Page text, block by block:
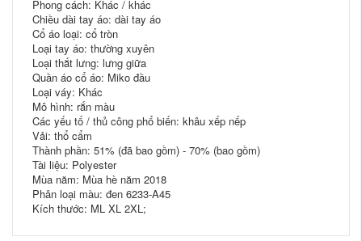
Phong cách: Khác / khác
Chiều dài tay áo: dài tay áo
Cổ áo loại: cổ tròn
Loại tay áo: thường xuyên
Loại thắt lưng: lưng giữa
Quần áo cổ áo: Miko đầu
Loại váy: Khác
Mô hình: rắn màu
Các yếu tố / thủ công phổ biến: khâu xếp nếp
Vải: thổ cẩm
Thành phần: 51% (đã bao gồm) - 70% (bao gồm)
Tài liệu: Polyester
Mùa năm: Mùa hè năm 2018
Phân loại màu: đen 6233-A45
Kích thước: ML XL 2XL;